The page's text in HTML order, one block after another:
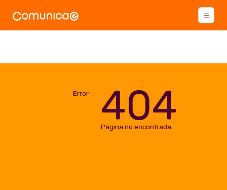
Error 404
Página no encontrada